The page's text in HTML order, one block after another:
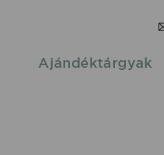
Ajándéktárgyak